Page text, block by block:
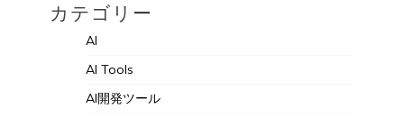
カテゴリー
AI
AI Tools
AI開発ツール